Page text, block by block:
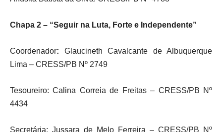
Chapa 2 – “Seguir na Luta, Forte e Independente”
Coordenador: Glaucineth Cavalcante de Albuquerque
Lima – CRESS/PB Nº 2749
Tesoureiro: Calina Correia de Freitas – CRESS/PB Nº
4434
Secretária: Jussara de Melo Ferreira – CRESS/PB Nº